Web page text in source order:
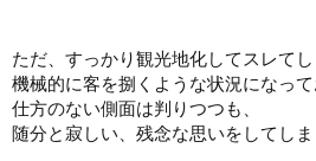
ただ、すっかり観光地化してスレてし
機械的に客を捌くような状況になって
仕方のない側面は判りつつも、
随分と寂しい、残念な思いをしてしま